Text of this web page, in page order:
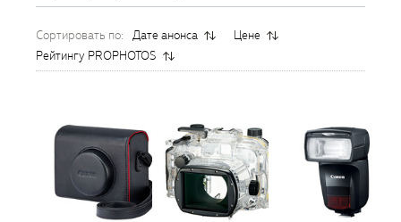
Сортировать по: Дате анонса
Цене
Рейтингу PROPHOTOS